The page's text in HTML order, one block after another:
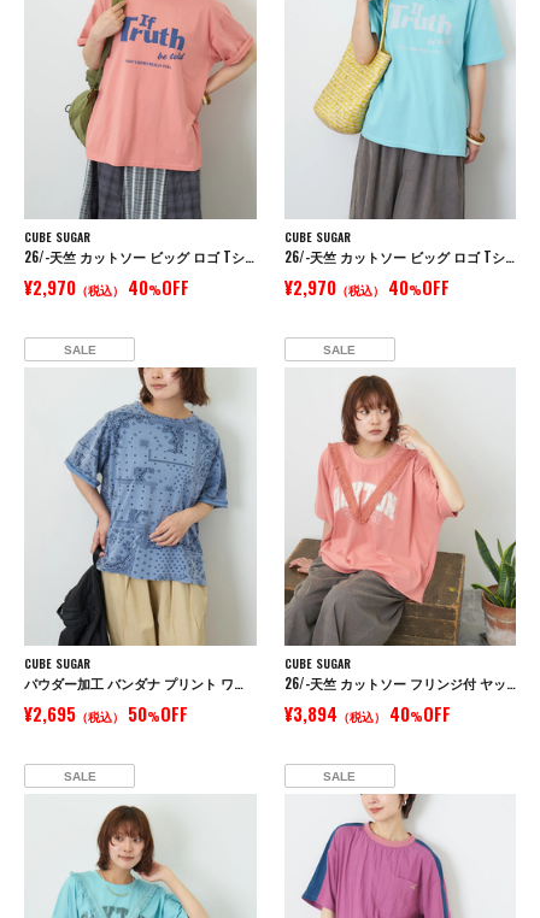
CUBE SUGAR
26/-天竺 カットソー ビッグ ロゴ Tシャツ
¥2,970 （税込） 40%OFF
CUBE SUGAR
26/-天竺 カットソー ビッグ ロゴ Tシャツ
¥2,970（税込） 40%OFF
SALE
CUBE SUGAR
パウダー加工 バンダナ プリント ワイド Tシャツ
¥2,695 （税込） 50%OFF
SALE
CUBE SUGAR
26/-天竺 カットソー フリンジ付 ヤッコ Tシャツ
¥3,894 （税込） 40%OFF
SALE SALE